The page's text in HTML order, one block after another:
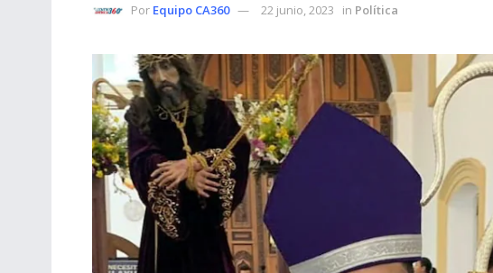
Por Equipo CA360 22 junio, 2023 in Política